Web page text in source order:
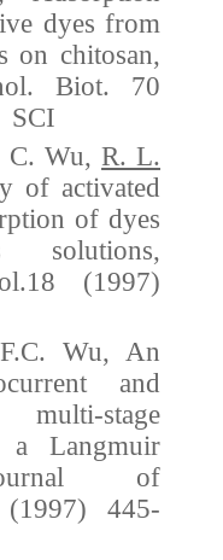
dyes from
on chitosan,
Biot. 70
SCI
C. Wu,R. L.
of activated
of dyes
solutions,
(1997)
Wu, An
and
multi-stage
a Langmuir
of
(1997) 445-